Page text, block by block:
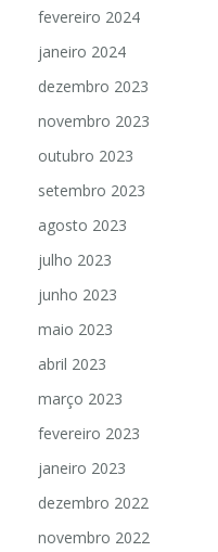
fevereiro 2024
janeiro 2024
dezembro 2023
novembro 2023
outubro 2023
setembro 2023
agosto 2023
julho 2023
junho 2023
maio 2023
abril 2023
março 2023
fevereiro 2023
janeiro 2023
dezembro 2022
novembro 2022